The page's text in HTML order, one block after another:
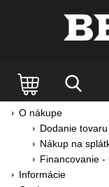
O nákupe
Dodanie tovaru
Nákup na
Financovanie -
Informácie